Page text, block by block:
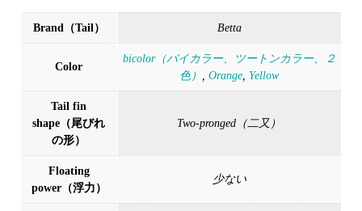
Brand（Tail） Betta
Color
bicolor（バイカラー、ツートンカラー、２
色）
,Orange Yellow
Tail fin
shape（尾びれ
の形）
Two-pronged（二又）
Floating
power（浮力）
少ない